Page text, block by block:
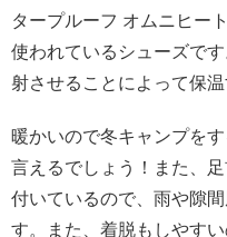
タープルーフ オムニヒー
使われているシューズで
射させることによって保
暖かいので冬キャンプを
言えるでしょう！また、
付いているので、雨や隙
す。また、着脱もしやす